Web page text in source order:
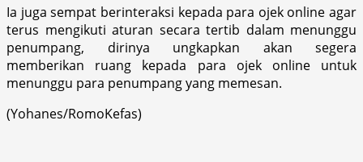
Ia juga sempat berinteraksi kepada para ojek online agar
terus mengikuti aturan secara tertib dalam menunggu
penumpang, dirinya ungkapkan akan segera
memberikan ruang kepada para ojek online untuk
menunggu para penumpang yang memesan.
(Yohanes/RomoKefas)